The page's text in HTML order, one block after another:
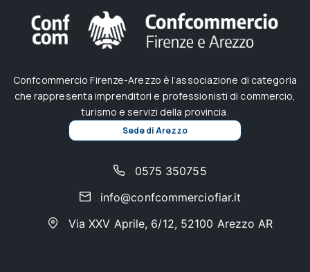
Confcommercio Firenze-Arezzo è l’associazione di categoria
che rappresenta imprenditori e professionisti di commercio,
turismo e servizi della provincia.
Sede di Arezzo
0575 350755
info@confcommerciofiar.it
Via XXV Aprile, 6/12, 52100 Arezzo AR